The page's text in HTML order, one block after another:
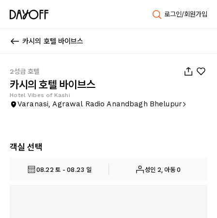
로그인/회원가입
카시의 호텔 바이브스
2성급 호텔
카시의 호텔 바이브스
Hotel Vibes of Kashi
Varanasi, Agrawal Radio Anandbagh Bhelupur
객실 선택
08.22 토 - 08.23 일 성인 2, 아동 0